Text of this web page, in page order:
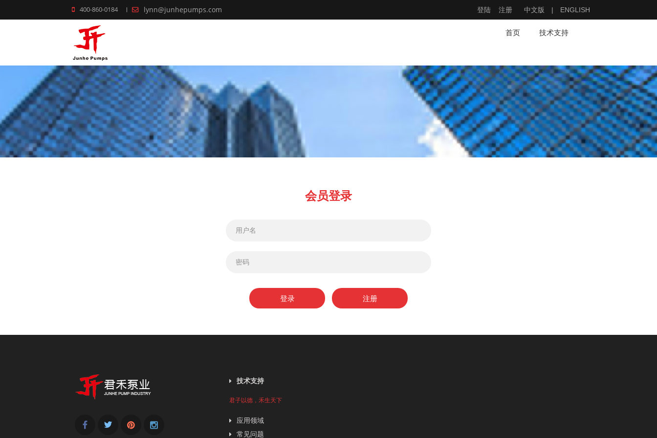
400-860-0184 lynn@junhepumps.com 登陆 注册 中文版 | ENGLISH
首页 技术支持
会员登录
登录 注册
技术支持
君子以德，禾生天下
应用领域
常见问题